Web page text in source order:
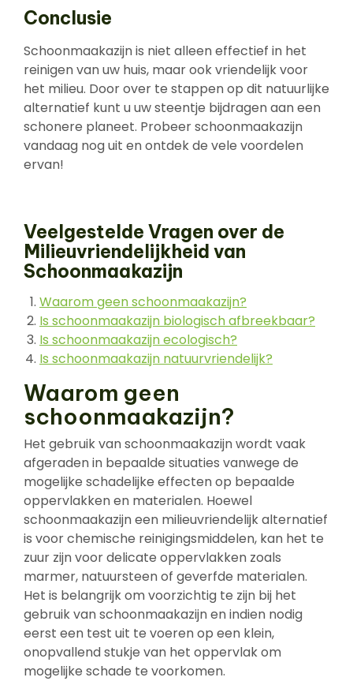
Conclusie
Schoonmaakazijn is niet alleen effectief in het
reinigen van uw huis, maar ook vriendelijk voor
het milieu. Door over te stappen op dit natuurlijke
alternatief kunt u uw steentje bijdragen aan een
schonere planeet. Probeer schoonmaakazijn
vandaag nog uit en ontdek de vele voordelen
ervan!
Veelgestelde Vragen over de
Milieuvriendelijkheid van
Schoonmaakazijn
Waarom geen schoonmaakazijn?
Is schoonmaakazijn biologisch afbreekbaar?
Is schoonmaakazijn ecologisch?
Is schoonmaakazijn natuurvriendelijk?
Waarom geen
schoonmaakazijn?
Het gebruik van schoonmaakazijn wordt vaak
afgeraden in bepaalde situaties vanwege de
mogelijke schadelijke effecten op bepaalde
oppervlakken en materialen. Hoewel
schoonmaakazijn een milieuvriendelijk alternatief
is voor chemische reinigingsmiddelen, kan het te
zuur zijn voor delicate oppervlakken zoals
marmer, natuursteen of geverfde materialen.
Het is belangrijk om voorzichtig te zijn bij het
gebruik van schoonmaakazijn en indien nodig
eerst een test uit te voeren op een klein,
onopvallend stukje van het oppervlak om
mogelijke schade te voorkomen.